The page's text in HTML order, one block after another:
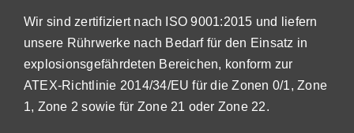
Wir sind zertifiziert nach ISO 9001:2015 und liefern
unsere Rührwerke nach Bedarf für den Einsatz in
explosionsgefährdeten Bereichen, konform zur
ATEX-Richtlinie 2014/34/EU für die Zonen 0/1, Zone
1, Zone 2 sowie für Zone 21 oder Zone 22.